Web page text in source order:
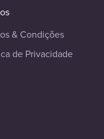
& Condições
de Privacidade